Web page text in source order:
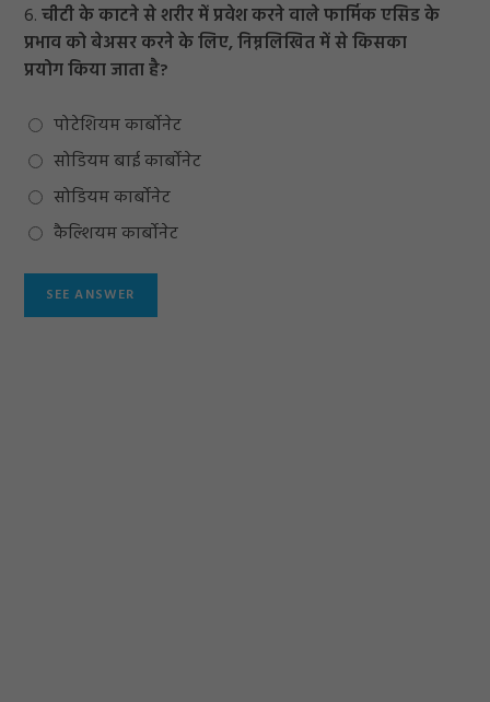
6.चीटी के काटने से शरीर में प्रवेश करने वाले फार्मिक एसिड के
प्रभाव को बेअसर करने के लिए, निम्नलिखित में से किसका
प्रयोग किया जाता है?
पोटेशियम कार्बोनेट
सोडियम बाई कार्बोनेट
सोडियम कार्बोनेट
कैल्शियम कार्बोनेट